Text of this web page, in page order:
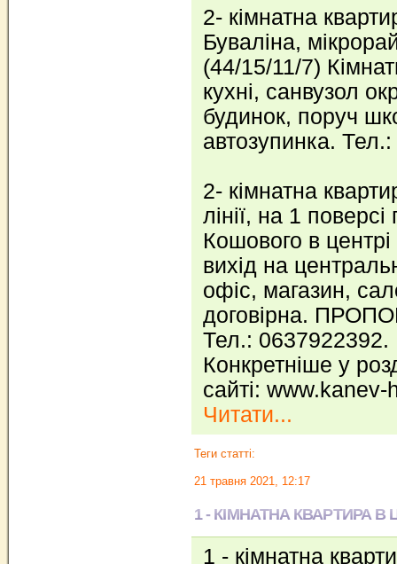
2- кімнатна
Буваліна,
(44/15/11/7)
кухні, санвузол
будинок, поруч
автозупинка.
2- кімнатна
лінії, на 1
Кошового в
вихід на
офіс, магазин,
договірна.
Тел.: 0637922392.
Конкретніше у
сайті:
Читати...
Теги статті:
21 травня 2021, 12:17
1 - КІМНАТНА КВАРТИРА В
1 - кімнатна